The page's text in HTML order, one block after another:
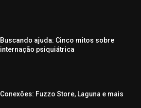
Buscando ajuda: Cinco mitos sobre
internação psiquiátrica
Conexões: Fuzzo Store, Laguna e mais